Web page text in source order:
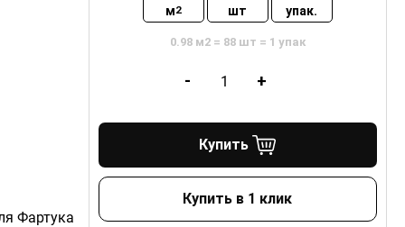
Фартука
м2 шт упак.
0.98 м2 = 88 шт = 1 упак
- +
Купить
Купить в 1 клик